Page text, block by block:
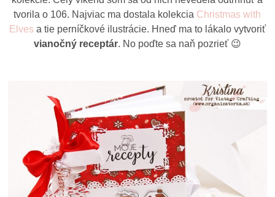
tvorila o 106. Najviac ma dostala kolekcia Christmas with
Elvesa tie perníčkové ilustrácie. Hneď ma to lákalo vytvoriť
vianočný receptár. No poďte sa naň pozrieť 😉